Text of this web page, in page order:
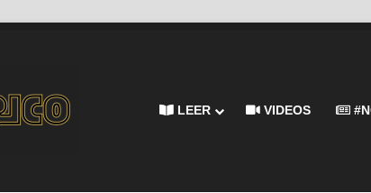
LEER VIDEOS